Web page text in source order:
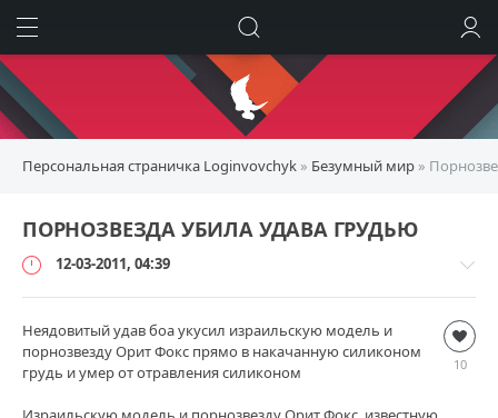
Персональная страничка Loginvovchyk » Безумный мир »
ПОРНОЗВЕЗДА УБИЛА УДАВА ГРУДЬЮ
12-03-2011, 04:39
Безумный
мир
loginvovchyk
4
10
Неядовитый удав боа укусил израильскую модель и
порнозвезду Орит Фокс прямо в накачанную силиконом
грудь и умер от отравления силиконом